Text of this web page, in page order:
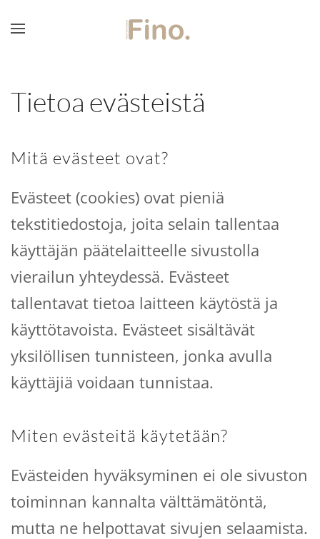
Skip to main content
Tietoa evästeistä
Mitä evästeet ovat?
Evästeet (cookies) ovat pieniä
tekstitiedostoja, joita selain tallentaa
käyttäjän päätelaitteelle sivustolla
vierailun yhteydessä. Evästeet
tallentavat tietoa laitteen käytöstä ja
käyttötavoista. Evästeet sisältävät
yksilöllisen tunnisteen, jonka avulla
käyttäjiä voidaan tunnistaa.
Miten evästeitä käytetään?
Evästeiden hyväksyminen ei ole sivuston
toiminnan kannalta välttämätöntä,
mutta ne helpottavat sivujen selaamista.